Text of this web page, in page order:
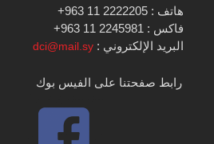
هاتف : 2222205 11 963+
فاكس : 2245981 11 963+
البريد الإلكتروني :dci@mail.sy
رابط صفحتنا على الفيس بوك